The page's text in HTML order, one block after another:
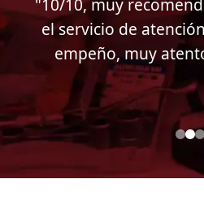
"Muy buen
casa de empeño,
Soy cliente desde